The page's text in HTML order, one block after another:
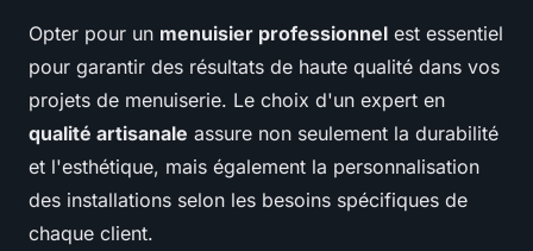
Opter pour un menuisier professionnel est essentiel
pour garantir des résultats de haute qualité dans vos
projets de menuiserie. Le choix d'un expert en
qualité artisanale assure non seulement la durabilité
et l'esthétique, mais également la personnalisation
des installations selon les besoins spécifiques de
chaque client.